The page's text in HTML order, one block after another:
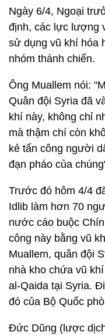
Ngày 6/4, Ngoại
định, các lực lượng
sử dụng vũ khí hóa
nhóm thánh chiến.
Ông Muallem nói:
Quân đội Syria đã
khí này, không chỉ
mà thậm chí còn
kẻ tấn công người
đạn pháo của
Trước đó hôm 4/4
Idlib làm hơn 70
nước cáo buộc
công này bằng vũ
Muallem, quân đội
nhà kho chứa vũ
al-Qaida tại Syria.
đó của Bộ Quốc
Đức Dũng (lược